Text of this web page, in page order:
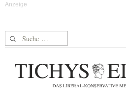
Suche nach: